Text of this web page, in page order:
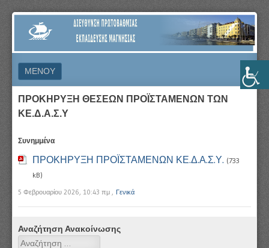
ΔΙΕΎΘΥΝΣΗ
ΠΡΩΤΟΒΆΘΜΙΑΣ
ΕΚΠΑΊΔΕΥΣΗΣ
ΜΑΓΝΗΣΊΑΣ
ΜΕΝΟΎ
ΜΕΤΆΒΑΣΗ ΣΕ ΠΕΡΙΕΧΌΜΕΝΟ
ΠΡΟΚΗΡΥΞΗ ΘΕΣΕΩΝ ΠΡΟΪΣΤΑΜΕΝΩΝ ΤΩΝ
ΚΕ.Δ.Α.Σ.Υ
Συνημμένα
ΠΡΟΚΗΡΥΞΗ ΠΡΟΪΣΤΑΜΕΝΩΝ ΚΕ.Δ.Α.Σ.Υ. (733
kB)
5 Φεβρουαρίου 2026, 10:43 πμ , Γενικά
Αναζήτηση Ανακοίνωσης
Αναζήτηση